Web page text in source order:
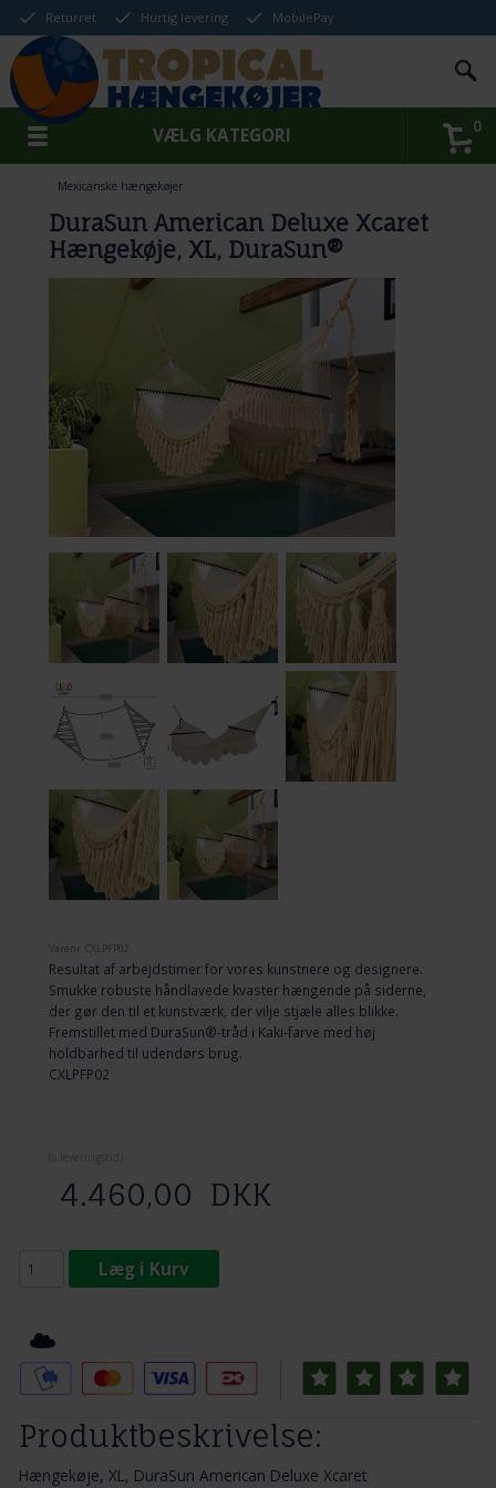
Returret Hurtig levering MobilePay
0
VÆLG KATEGORI
Mexicanske hængekøjer
DuraSun American Deluxe Xcaret
Hængekøje, XL, DuraSun®
Varenr.CXLPFP02
Resultat af arbejdstimer for vores kunstnere og designere.
Smukke robuste håndlavede kvaster hængende på siderne,
der gør den til et kunstværk, der vilje stjæle alles blikke.
Fremstillet med DuraSun®-tråd i Kaki-farve med høj
holdbarhed til udendørs brug.
CXLPFP02
4.460,00 DKK
Læg i Kurv
Produktbeskrivelse:
Hængekøje, XL, DuraSun American Deluxe Xcaret